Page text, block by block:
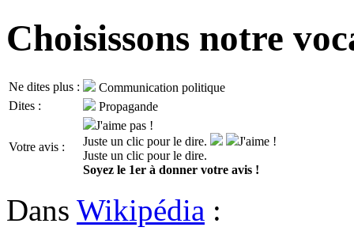
Choisissons notre
Ne dites plus :
Communication politique
Dites :
Propagande
Votre avis :
J'aime pas !
Juste un clic pour le dire.
J'aime !
Juste un clic pour le dire.
Soyez le 1er à donner votre avis !
Dans Wikipédia :